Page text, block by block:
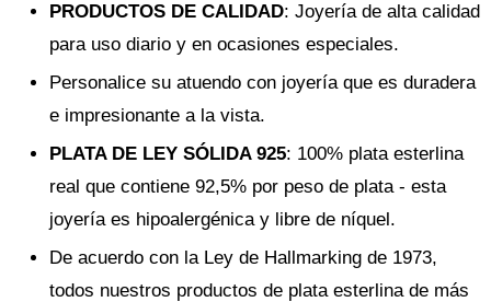
PRODUCTOS DE CALIDAD: Joyería de alta calidad
para uso diario y en ocasiones especiales.
Personalice su atuendo con joyería que es duradera
e impresionante a la vista.
PLATA DE LEY SÓLIDA 925: 100% plata esterlina
real que contiene 92,5% por peso de plata - esta
joyería es hipoalergénica y libre de níquel.
De acuerdo con la Ley de Hallmarking de 1973,
todos nuestros productos de plata esterlina de más